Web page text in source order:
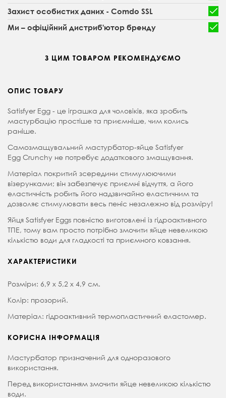
Захист особистих даних - Comdo SSL
Ми – офіційний дистриб'ютор бренду
З ЦИМ ТОВАРОМ РЕКОМЕНДУЄМО
ОПИС ТОВАРУ
Satisfyer Egg - це іграшка для чоловіків, яка зробить
мастурбацію простіше та приємніше, чим колись
раніше.
Самозмащувальний мастурбатор-яйце Satisfyer
Egg Crunchy не потребує додаткового змащування.
Матеріал покритий зсередини стимулюючими
візерунками; він забезпечує приємні відчуття, а його
еластичність робить його надзвичайно еластичним та
дозволяє стимулювати весь пеніс незалежно від розміру!
Яйця Satisfyer Eggs повністю виготовлені із гідроактивного
ТПЕ, тому вам просто потрібно змочити яйце невеликою
кількістю води для гладкості та приємного ковзання.
ХАРАКТЕРИСТИКИ
Розміри: 6,9 x 5,2 x 4,9 см.
Колір: прозорий.
Матеріал: гідроактивний термопластичний еластомер.
КОРИСНА ІНФОРМАЦІЯ
Мастурбатор призначений для одноразового
використання.
Перед використанням змочити яйце невеликою кількістю
води.